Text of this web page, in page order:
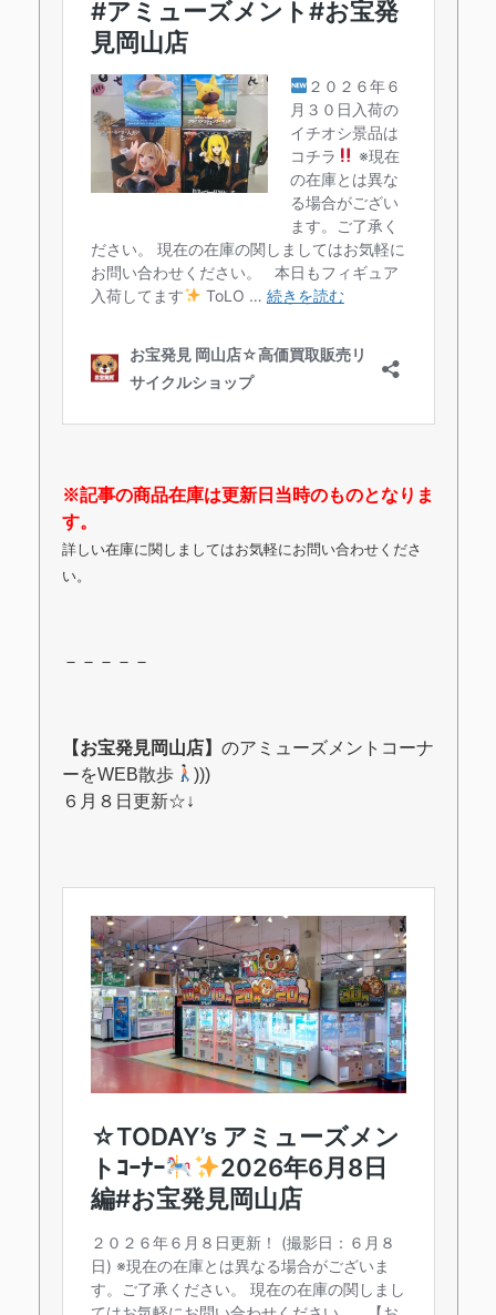
※記事の商品在庫は更新日当時のものとなりま
す。
詳しい在庫に関しましてはお気軽にお問い合わせくださ
い。
－－－－－
【お宝発見岡山店】 のアミューズメントコーナ
ーをWEB散歩
)))
６月８日更新☆↓